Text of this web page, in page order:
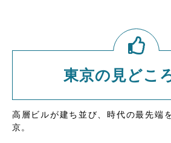
東京の見どこ
高層ビルが建ち並び、時代の最先端
京。